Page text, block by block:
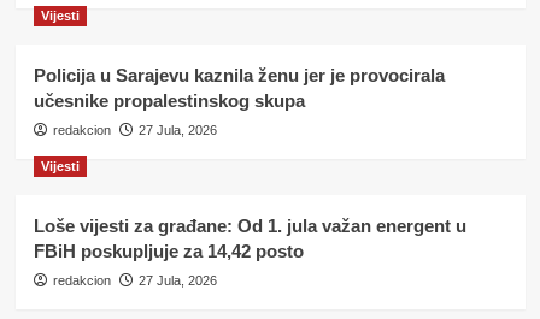
Vijesti
Policija u Sarajevu kaznila ženu jer je provocirala
učesnike propalestinskog skupa
redakcion 27 Jula, 2026
Vijesti
Loše vijesti za građane: Od 1. jula važan energent u
FBiH poskupljuje za 14,42 posto
redakcion 27 Jula, 2026